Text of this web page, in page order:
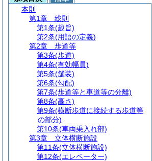
本則
第1章
総則
第1条(趣旨)
第2条(用語の定義)
第2章
歩道等
第3条(歩道)
第4条(有効幅員)
第5条(舗装)
第6条(勾配)
第7条(歩道等と車道等の分離)
第8条(高さ)
第9条(横断歩道に接続する歩道等
の部分)
第10条(車両乗入れ部)
第3章
立体横断施設
第11条(立体横断施設)
第12条(エレベーター)